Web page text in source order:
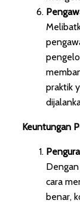
praktik
Keuntungan
cara
benar,